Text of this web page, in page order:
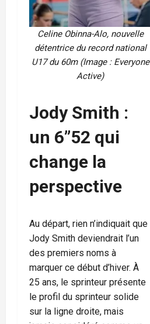
Celine Obinna-Alo, nouvelle
détentrice du record national
U17 du 60m (Image : Everyone
Active)
Jody Smith :
un 6’’52 qui
change la
perspective
Au départ, rien n’indiquait que
Jody Smith deviendrait l’un
des premiers noms à
marquer ce début d’hiver. À
25 ans, le sprinteur présente
le profil du sprinteur solide
sur la ligne droite, mais